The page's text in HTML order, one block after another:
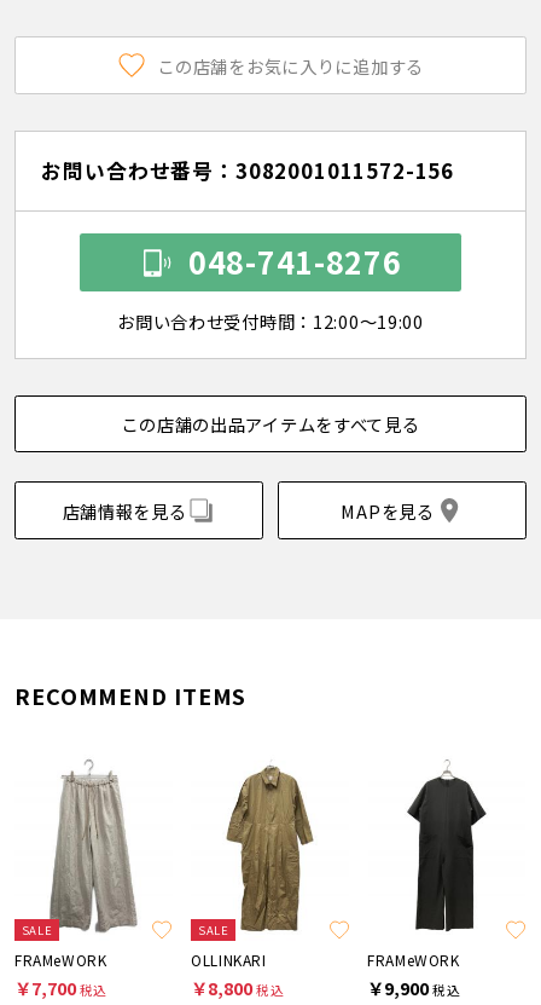
この店舗をお気に入りに追加する
お問い合わせ番号：3082001011572-156
048-741-8276
お問い合わせ受付時間：12:00～19:00
この店舗の出品アイテムをすべて見る
店舗情報を見る MAPを見る
RECOMMEND ITEMS
SALE
FRAMeWORK
￥7,700税込
SALE
OLLINKARI
￥8,800税込
FRAMeWORK
￥9,900税込